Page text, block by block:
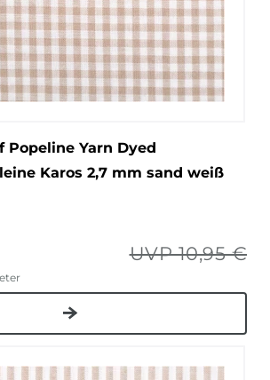
Popeline Yarn Dyed
Karos 2,7 mm sand weiß
UVP 10,95 €